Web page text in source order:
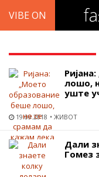
VIBE ON
лошо,
уште
19.09.2018 ЖИВОТ
Дали
Гомез